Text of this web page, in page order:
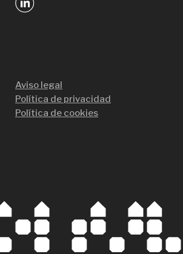
Aviso legal
Política de privacidad
Política de cookies